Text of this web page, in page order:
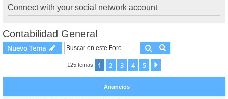
Connect with your social network account
Contabilidad General
Nuevo Tema Buscar
125 temas 1 2 3 4 5
Anuncios